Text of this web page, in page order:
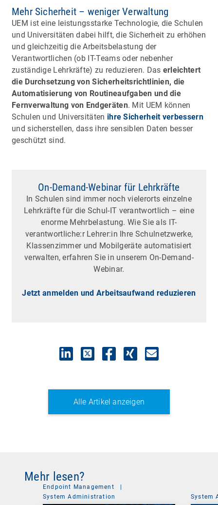
Mehr Sicherheit – weniger Verwaltung
UEM ist eine leistungsstarke Technologie, die Schulen
und Universitäten dabei hilft, die Sicherheit zu erhöhen
und gleichzeitig die Arbeitsbelastung der
Verantwortlichen (ob IT-Teams oder nebenher
zuständige Lehrkräfte) zu reduzieren. Das erleichtert
die Durchsetzung von Sicherheitsrichtlinien, die
Automatisierung von Routineaufgaben und die
Fernverwaltung von Endgeräten. Mit UEM können
Schulen und Universitäten ihre Sicherheit verbessern
und sicherstellen, dass ihre sensiblen Daten besser
geschützt sind.
On-Demand-Webinar für Lehrkräfte
In Schulen sind immer noch vielerorts einzelne
Lehrkräfte für die Schul-IT verantwortlich – eine
enorme Mehrbelastung. Wie Sie als IT-
verantwortliche:r Lehrer:in Ihre Schulnetzwerke,
Klassenzimmer und Mobilgeräte automatisiert
verwalten, erfahren Sie in unserem On-Demand-
Webinar.
Jetzt anmelden und Arbeitsaufwand reduzieren
Alle Artikel anzeigen
Mehr lesen?
Endpoint Management
|
System Administration
System